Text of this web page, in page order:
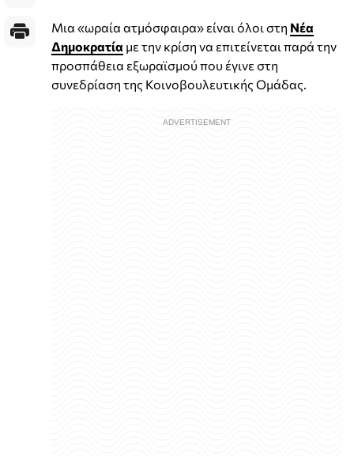
Μια «ωραία ατμόσφαιρα» είναι όλοι στη Νέα
Δημοκρατία με την κρίση να επιτείνεται παρά την
προσπάθεια εξωραϊσμού που έγινε στη
συνεδρίαση της Κοινοβουλευτικής Ομάδας.